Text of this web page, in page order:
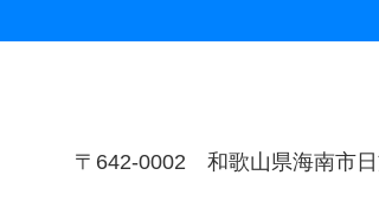
〒642-0002 和歌山県海南市